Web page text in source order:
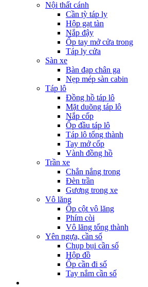
Nội thất cánh
Cần tỳ táp ly
Hộp gạt tàn
Nắp đậy
Ốp tay mở cửa trong
Táp ly cửa
Sàn xe
Bàn đạp chân ga
Nẹp mép sàn cabin
Táp lô
Đồng hồ táp lô
Mặt duõng táp lô
Nắp cốp
Ốp đầu táp lô
Táp lô tổng thành
Tay mở cốp
Vành đồng hồ
Trần xe
Chắn nắng trong
Đèn trần
Gương trong xe
Vô lăng
Ốp cột vô lăng
Phím còi
Vô lăng tổng thành
Yên ngựa, cần số
Chụp bụi cần số
Hộp đồ
Ốp cần đi số
Tay nắm cần số